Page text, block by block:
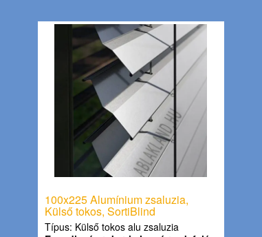
100x225 Alumínium zsaluzia,
Külső tokos, SortiBlind
Típus: Külső tokos alu zsaluzia